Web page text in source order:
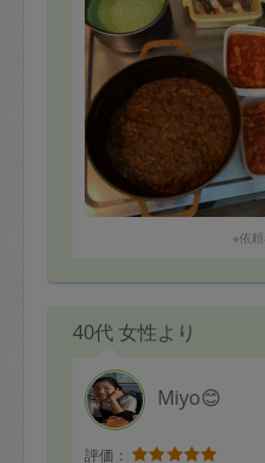
※依
40代 女性より
Miyo😊
評価：